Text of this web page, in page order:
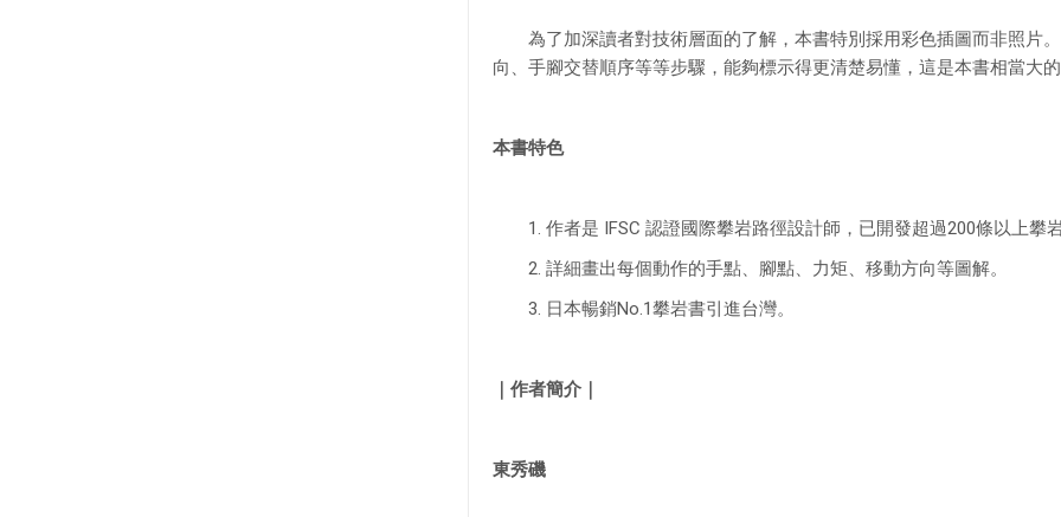
為了加深讀者對技術層面的了解，本書特別採用彩色插圖而非照片
向、手腳交替順序等等步驟，能夠標示得更清楚易懂，這是本書相當大
本書特色
1. 作者是 IFSC 認證國際攀岩路徑設計師，已開發超過200條以上攀
2. 詳細畫出每個動作的手點、腳點、力矩、移動方向等圖解。
3. 日本暢銷No.1攀岩書引進台灣。
｜作者簡介｜
東秀磯